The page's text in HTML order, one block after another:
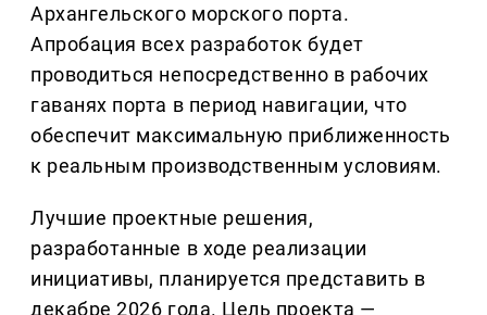
Архангельского морского порта.
Апробация всех разработок будет
проводиться непосредственно в рабочих
гаванях порта в период навигации, что
обеспечит максимальную приближенность
к реальным производственным условиям.
Лучшие проектные решения,
разработанные в ходе реализации
инициативы, планируется представить в
декабре 2026 года. Цель проекта —